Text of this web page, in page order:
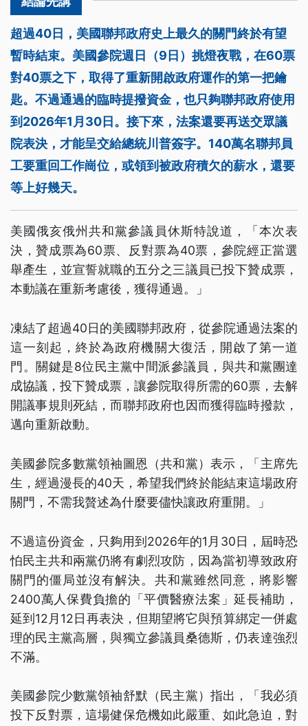
超過40日，美國聯邦政府史上最久的關門終於有望
暫時結束。美國參院週日（9日）挑燈夜戰，在60票
對40票之下，取得了重新開啟政府運作的第一把鑰
匙。不過通過的臨時提撥資金，也只夠聯邦政府使用
到2026年1月30日。接下來，法案還要再送交眾議
院表決，才能呈交給總統川普簽字。140萬名聯邦員
工要重回工作崗位，或領到被政府積欠的薪水，還要
等上好幾天。
美國俄亥俄州共和黨參議員休斯特說道，「本次表
決，贊成票為60票、反對票為40票，參院經正當選
舉產生，並宣誓就職的五分之三議員已投下贊成票，
本動議在重新考慮後，獲得通過。」
凍結了超過40日的美國聯邦政府，從參院通過法案的
這一刻起，終於為政府機關大復活，開啟了第一道
門。關鍵是8位民主黨中間派參議員，與共和黨團達
成協議，投下贊成票，讓參院取得所需的60票，去解
開議事規則死結，而聯邦政府也因而獲得臨時撥款，
邁向重新啟動。
美國參院多數黨領袖圖恩（共和黨）表示，「主席先
生，經過漫長的40天，希望我們終於能結束這場政府
關門，不需我贅述為什麼要儘快讓政府重開。」
不過這份資金，只夠用到2026年的1月30日，屆時恐
怕民主共和兩黨仍將有劇烈攻防，因為當初導致政府
關門的僵局並沒有解決。共和黨雖然同意，將影響
2400萬人保費負擔的「平價醫療法案」延長補助，
延到12月12日再表決，但期望將它與預算綁定一併處
理的民主黨高層，與獨立參議員桑德斯，仍表達強烈
不滿。
美國參院少數黨領袖舒默（民主黨）指出，「我必須
投下反對票，這場健保危機如此嚴重、如此急迫，對